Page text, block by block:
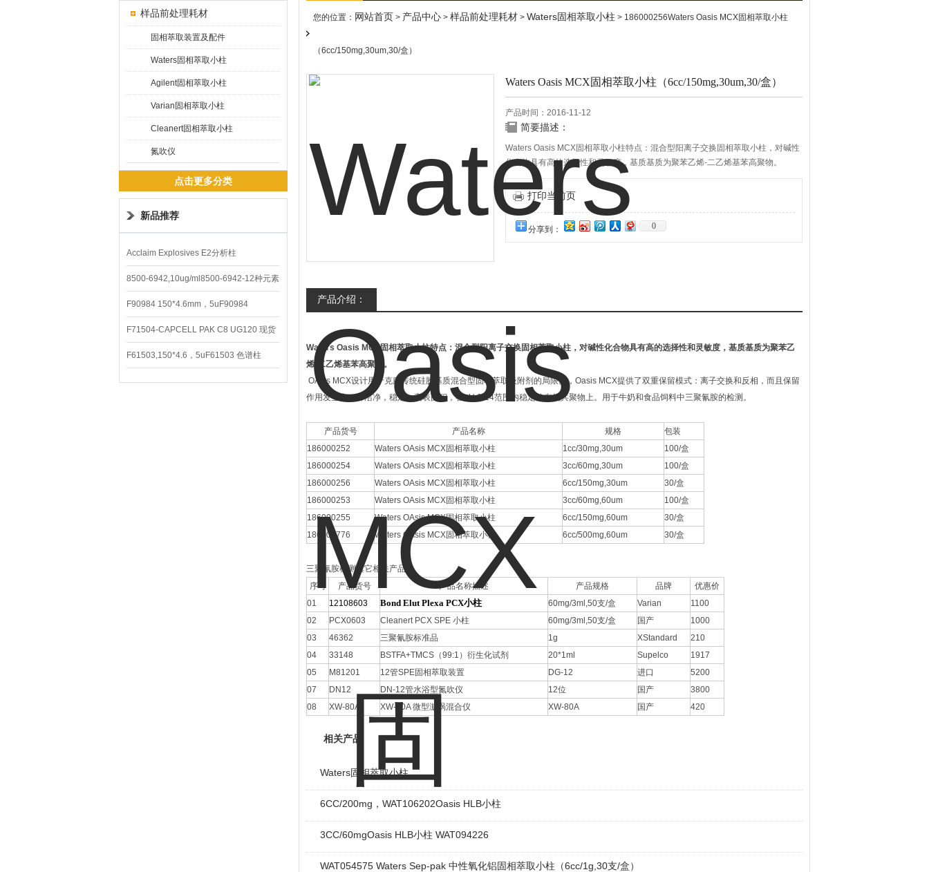
样品前处理耗材
固相萃取装置及配件
Waters固相萃取小柱
Agilent固相萃取小柱
Varian固相萃取小柱
Cleanert固相萃取小柱
氮吹仪
点击更多分类
新品推荐
Acclaim Explosives E2分析柱
8500-6942,10ug/ml8500-6942-12种元素
混合校准液
F90984 150*4.6mm，5uF90984
CAPCELL PAK C8 DD （S-5）
F71504-CAPCELL PAK C8 UG120 现货
3600/支
F61503,150*4.6，5uF61503 色谱柱
CAPCELL PAK C18 UG120
您的位置： 网站首页 > 产品中心 > 样品前处理耗材 > Waters固相萃取小柱 > 186000256Waters Oasis MCX固相萃取小柱
（6cc/150mg,30um,30/盒）
Waters Oasis MCX固相萃取小柱（6cc/150mg,30um,30/盒）
产品时间：2016-11-12
简要描述：
Waters Oasis MCX固相萃取小柱特点：混合型阳离子交换固相萃取小柱，对碱性
化合物具有高的选择性和灵敏度，基质基质为聚苯乙烯-二乙烯基苯高聚物。
OAsis MCX设计用于克服传统硅胶基质混合型固相萃取吸附剂的局限性，Oasis
MCX提供了双重保留模式：离子交换和反相，而且保留作用发生在一种洁净，稳
定，高表面积，在pH 0-14范围内稳定的有机共聚物上。用于牛奶和食品饲料中三
聚氰胺的检测。
打印当前页
分享到： 0
产品介绍：
Waters Oasis MCX固相萃取小柱特点：混合型阳离子交换固相萃取小柱，对碱性化合物具有高的选择性和灵敏度，基质基质为聚苯乙
烯-二乙烯基苯高聚物。
OAsis MCX设计用于克服传统硅胶基质混合型固相萃取吸附剂的局限性，Oasis MCX提供了双重保留模式：离子交换和反相，而且保留
作用发生在一种洁净，稳定，高表面积，在pH 0-14范围内稳定的有机共聚物上。用于牛奶和食品饲料中三聚氰胺的检测。
产品货号 产品名称 规格
包装
186000252
Waters OAsis MCX固相萃取小柱 1cc/30mg,30um
100/盒
186000254
Waters OAsis MCX固相萃取小柱 3cc/60mg,30um
100/盒
186000256
Waters OAsis MCX固相萃取小柱 6cc/150mg,30um
30/盒
186000253
Waters OAsis MCX固相萃取小柱 3cc/60mg,60um
100/盒
186000255
Waters OAsis MCX固相萃取小柱 6cc/150mg,60um
30/盒
186000776
Waters OAsis MCX固相萃取小柱 6cc/500mg,60um 30/盒
三聚氰胺检测其它相关产品：
序号
产品货号 产品名称描述 产品规格 品牌
优惠价
01
12108603 Bond Elut Plexa PCX小柱 60mg/3ml,50支/盒 Varian
1100
02
PCX0603 Cleanert PCX SPE 小柱 60mg/3ml,50支/盒 国产
1000
03
46362 三聚氰胺标准品 1g XStandard
210
04
33148 BSTFA+TMCS（99:1）衍生化试剂 20*1ml Supelco
1917
05
M81201 12管SPE固相萃取装置 DG-12 进口
5200
07
DN12 DN-12管水浴型氮吹仪 12位 国产
3800
08
XW-80A XW-80A 微型漩涡混合仪 XW-80A 国产 420
相关产品
Waters固相萃取小柱
6CC/200mg，WAT106202Oasis HLB小柱
3CC/60mgOasis HLB小柱 WAT094226
WAT054575 Waters Sep-pak 中性氧化铝固相萃取小柱（6cc/1g,30支/盒）